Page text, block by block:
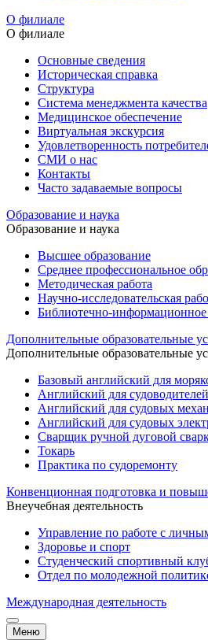
О филиале
О филиале
Основные сведения
Историческая справка
Структура
Система менеджмента качества
Медицинское обеспечение
Виртуальная экскурсия
Удовлетворенность
СМИ о нас
Контакты
Часто задаваемые вопросы
Образование и наука
Образование и наука
Высшее образование
Среднее профессиональное
Методическая работа
Научно-исследовательская
Библиотечно-
Дополнительные образовательные
Дополнительные образовательные
Базовый английский для
Английский для судоводителей
Английский для судовых
Английский для судовых
Cварщик ручной дуговой
Токарь
Практика по судоремонту
Конвенционная подготовка и
Внеучебная деятельность
Управление по работе с
Здоровье и спорт
Студенческий спортивный
Отдел по молодежной
Международная деятельность
Меню